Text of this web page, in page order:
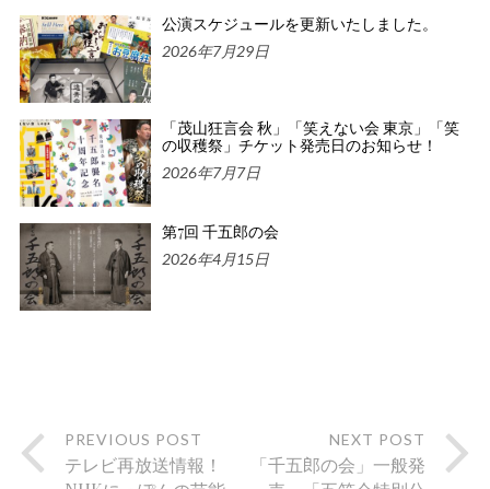
公演スケジュールを更新いたしました。
2026年7月29日
「茂山狂言会 秋」「笑えない会 東京」「笑
の収穫祭」チケット発売日のお知らせ！
2026年7月7日
第7回 千五郎の会
2026年4月15日
PREVIOUS POST
テレビ再放送情報！
NEXT POST
「千五郎の会」一般発